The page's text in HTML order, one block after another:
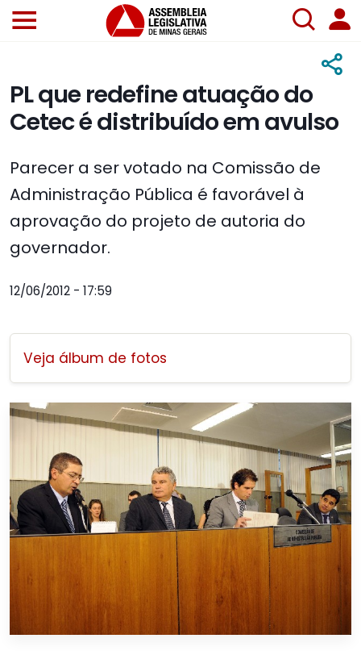
PL que redefine atuação do
Cetec é distribuído em avulso
Parecer a ser votado na Comissão de
Administração Pública é favorável à
aprovação do projeto de autoria do
governador.
12/06/2012 - 17:59
Veja álbum de fotos